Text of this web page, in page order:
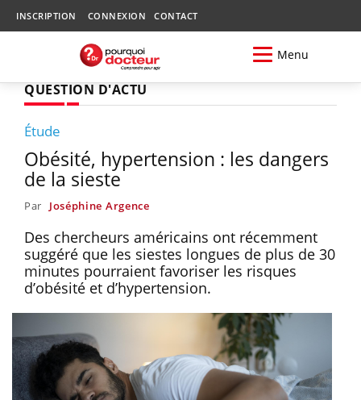
INSCRIPTION CONNEXION CONTACT
Menu
QUESTION D'ACTU
Étude
Obésité, hypertension : les dangers
de la sieste
Par Joséphine Argence
Des chercheurs américains ont récemment
suggéré que les siestes longues de plus de 30
minutes pourraient favoriser les risques
d’obésité et d’hypertension.